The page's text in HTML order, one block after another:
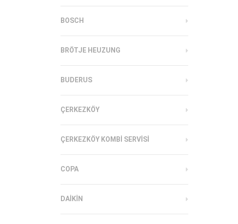
BOSCH
BRÖTJE HEUZUNG
BUDERUS
ÇERKEZKÖY
ÇERKEZKÖY KOMBI SERVISI
COPA
DAIKIN